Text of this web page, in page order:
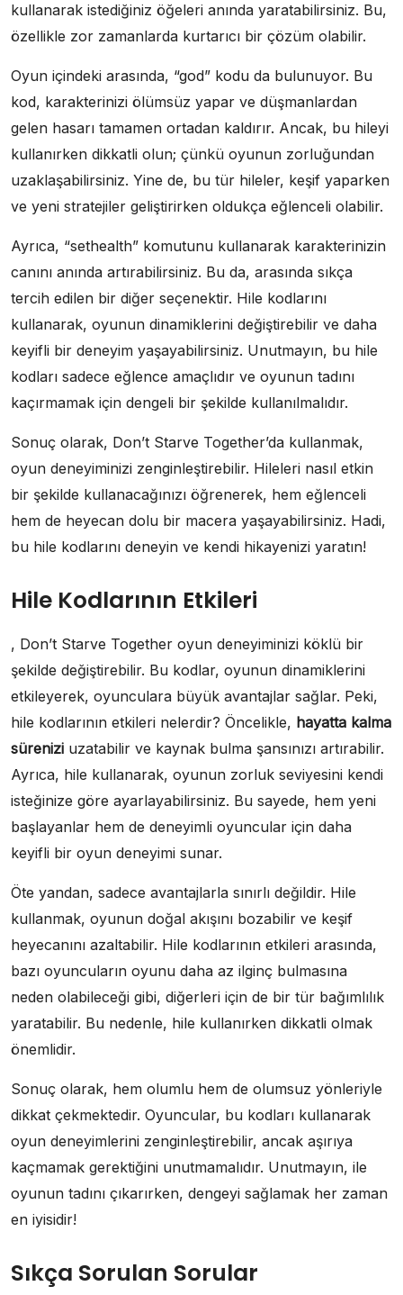
kullanarak istediğiniz öğeleri anında yaratabilirsiniz. Bu,
özellikle zor zamanlarda kurtarıcı bir çözüm olabilir.
Oyun içindeki arasında, “god” kodu da bulunuyor. Bu
kod, karakterinizi ölümsüz yapar ve düşmanlardan
gelen hasarı tamamen ortadan kaldırır. Ancak, bu hileyi
kullanırken dikkatli olun; çünkü oyunun zorluğundan
uzaklaşabilirsiniz. Yine de, bu tür hileler, keşif yaparken
ve yeni stratejiler geliştirirken oldukça eğlenceli olabilir.
Ayrıca, “sethealth” komutunu kullanarak karakterinizin
canını anında artırabilirsiniz. Bu da, arasında sıkça
tercih edilen bir diğer seçenektir. Hile kodlarını
kullanarak, oyunun dinamiklerini değiştirebilir ve daha
keyifli bir deneyim yaşayabilirsiniz. Unutmayın, bu hile
kodları sadece eğlence amaçlıdır ve oyunun tadını
kaçırmamak için dengeli bir şekilde kullanılmalıdır.
Sonuç olarak, Don’t Starve Together’da kullanmak,
oyun deneyiminizi zenginleştirebilir. Hileleri nasıl etkin
bir şekilde kullanacağınızı öğrenerek, hem eğlenceli
hem de heyecan dolu bir macera yaşayabilirsiniz. Hadi,
bu hile kodlarını deneyin ve kendi hikayenizi yaratın!
Hile Kodlarının Etkileri
, Don’t Starve Together oyun deneyiminizi köklü bir
şekilde değiştirebilir. Bu kodlar, oyunun dinamiklerini
etkileyerek, oyunculara büyük avantajlar sağlar. Peki,
hile kodlarının etkileri nelerdir? Öncelikle, hayatta kalma
sürenizi uzatabilir ve kaynak bulma şansınızı artırabilir.
Ayrıca, hile kullanarak, oyunun zorluk seviyesini kendi
isteğinize göre ayarlayabilirsiniz. Bu sayede, hem yeni
başlayanlar hem de deneyimli oyuncular için daha
keyifli bir oyun deneyimi sunar.
Öte yandan, sadece avantajlarla sınırlı değildir. Hile
kullanmak, oyunun doğal akışını bozabilir ve keşif
heyecanını azaltabilir. Hile kodlarının etkileri arasında,
bazı oyuncuların oyunu daha az ilginç bulmasına
neden olabileceği gibi, diğerleri için de bir tür bağımlılık
yaratabilir. Bu nedenle, hile kullanırken dikkatli olmak
önemlidir.
Sonuç olarak, hem olumlu hem de olumsuz yönleriyle
dikkat çekmektedir. Oyuncular, bu kodları kullanarak
oyun deneyimlerini zenginleştirebilir, ancak aşırıya
kaçmamak gerektiğini unutmamalıdır. Unutmayın, ile
oyunun tadını çıkarırken, dengeyi sağlamak her zaman
en iyisidir!
Sıkça Sorulan Sorular